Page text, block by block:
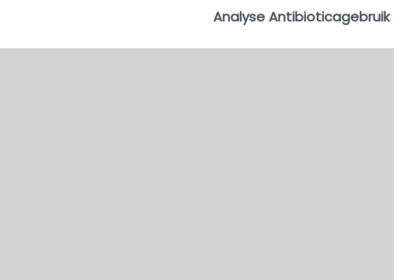
Analyse Antibioticagebruik